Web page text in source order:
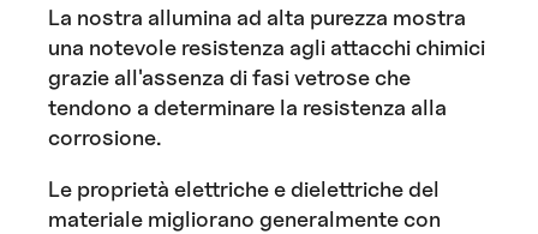
La nostra allumina ad alta purezza mostra
una notevole resistenza agli attacchi chimici
grazie all'assenza di fasi vetrose che
tendono a determinare la resistenza alla
corrosione.
Le proprietà elettriche e dielettriche del
materiale migliorano generalmente con